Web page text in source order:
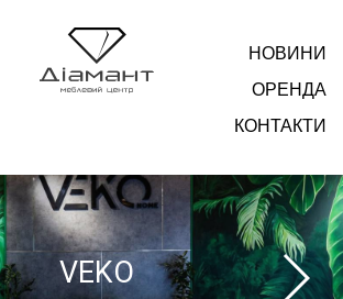
НОВИНИ
ОРЕНДА
КОНТАКТИ
VEKO